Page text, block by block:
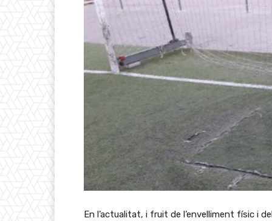
En l’actualitat, i fruit de l’envelliment físic i